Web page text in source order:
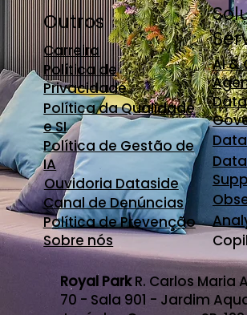
AI &
Data
Royal ParkR. Carlos Maria
70 - Sala 901 - Jardim
Outros
Carreira
Política de
Privacidade
Política da Qualidade
e SI
Política de Gestão de
IA
Ouvidoria Dataside
Canal de Denúncias
Política de Prevenção
Sobre nós